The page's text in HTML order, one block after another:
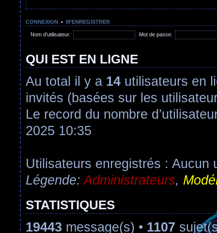
CONNEXION• M’ENREGISTRER
Nom d’utilisateur: Mot de passe:
QUI EST EN LIGNE
Au total il y a 14utilisateurs en
invités (basées sur les
Le record du nombre
2025 10:35
Utilisateurs enregistrés : Aucun
Légende:Administrateurs,
STATISTIQUES
19443 message(s) • 1107